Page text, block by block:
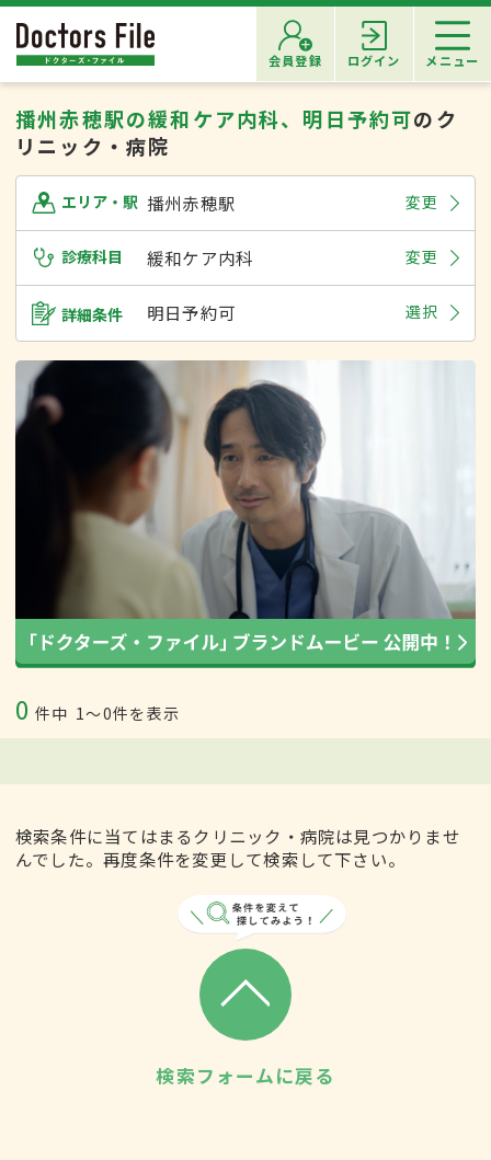
会員登録 ログイン メニュー
播州赤穂駅の緩和ケア内科、明日予約可のク
リニック・病院
エリア・駅 播州赤穂駅 変更
診療科目 緩和ケア内科 変更
詳細条件 明日予約可 選択
0 件中 1〜0件を表示
検索条件に当てはまるクリニック・病院は見つかりませ
んでした。再度条件を変更して検索して下さい。
検索フォームに戻る